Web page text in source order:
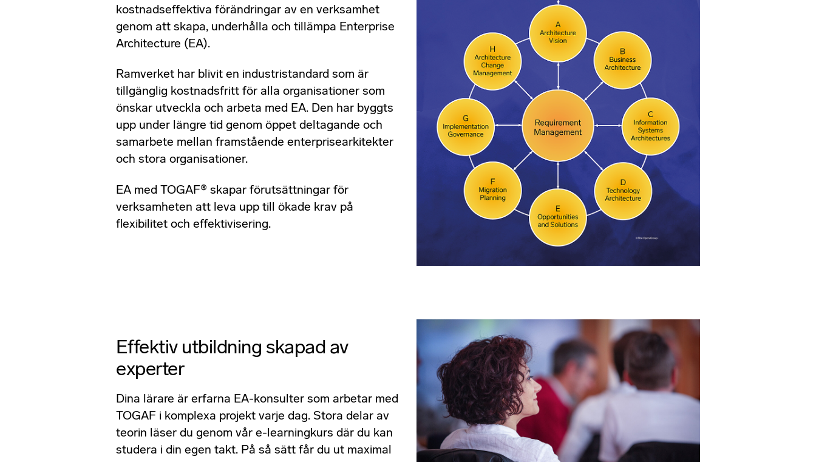
kostnadseffektiva förändringar av en verksamhet
genom att skapa, underhålla och tillämpa Enterprise
Architecture (EA).
Ramverket har blivit en industristandard som är
tillgänglig kostnadsfritt för alla organisationer som
önskar utveckla och arbeta med EA. Den har byggts
upp under längre tid genom öppet deltagande och
samarbete mellan framstående enterprisearkitekter
och stora organisationer.
EA med TOGAF® skapar förutsättningar för
verksamheten att leva upp till ökade krav på
flexibilitet och effektivisering.
Effektiv utbildning skapad av
experter
Dina lärare är erfarna EA-konsulter som arbetar med
TOGAF i komplexa projekt varje dag. Stora delar av
teorin läser du genom vår e-learningkurs där du kan
studera i din egen takt. På så sätt får du ut maximal